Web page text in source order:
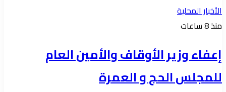
الأخبار المحلية
منذ 8 ساعات
إعفاء وزير الأوقاف والأمين العام
للمجلس الحج و العمرة